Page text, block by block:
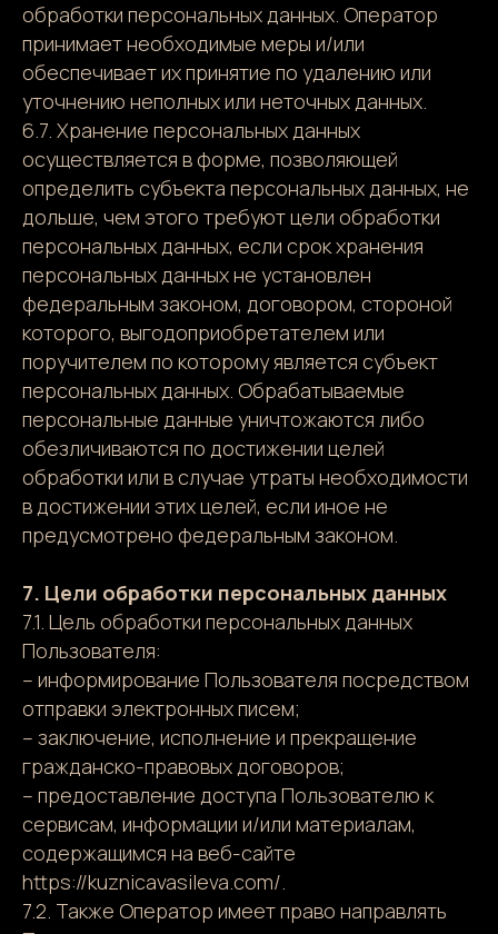
обработки персональных данных. Оператор
принимает необходимые меры и/или
обеспечивает их принятие по удалению или
уточнению неполных или неточных данных.
6.7. Хранение персональных данных
осуществляется в форме, позволяющей
определить субъекта персональных данных, не
дольше, чем этого требуют цели обработки
персональных данных, если срок хранения
персональных данных не установлен
федеральным законом, договором, стороной
которого, выгодоприобретателем или
поручителем по которому является субъект
персональных данных. Обрабатываемые
персональные данные уничтожаются либо
обезличиваются по достижении целей
обработки или в случае утраты необходимости
в достижении этих целей, если иное не
предусмотрено федеральным законом.
7. Цели обработки персональных данных
7.1. Цель обработки персональных данных
Пользователя:
– информирование Пользователя посредством
отправки электронных писем;
– заключение, исполнение и прекращение
гражданско-правовых договоров;
– предоставление доступа Пользователю к
сервисам, информации и/или материалам,
содержащимся на веб-сайте
https://kuznicavasileva.com/.
7.2. Также Оператор имеет право направлять